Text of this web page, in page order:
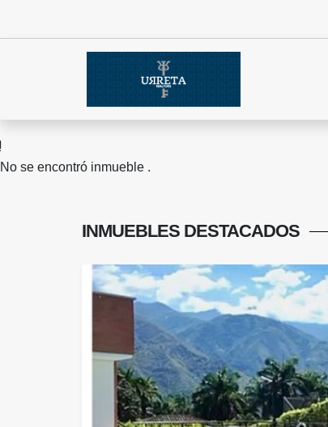
No se encontró inmueble .
INMUEBLES DESTACADOS